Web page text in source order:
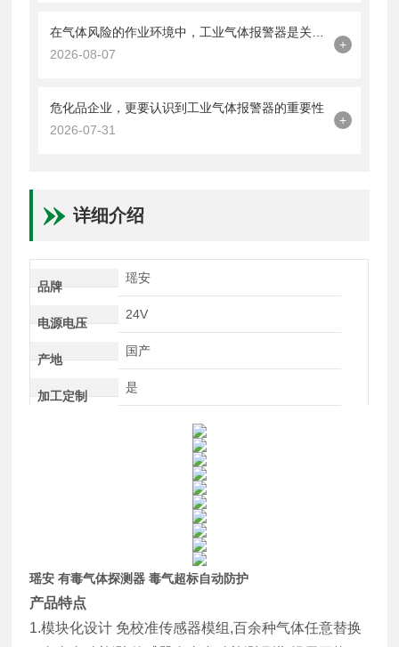
2026-08-07
+
危化品企业，更要认识到工业气体报警器的重要性
2026-07-31
+
详细介绍
品牌
瑶安
电源电压
24V
产地
国产
加工定制
是
瑶安 有毒气体探测器 毒气超标自动防护
产品特点
1.模块化设计 免校准传感器模组,百余种气体任意替换